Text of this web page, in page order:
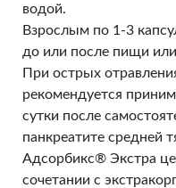
водой.
Взрослым по 1-3
до или после пищи
При острых
рекомендуется
сутки после
панкреатите средней
Адсорбикс® Экстра
сочетании с